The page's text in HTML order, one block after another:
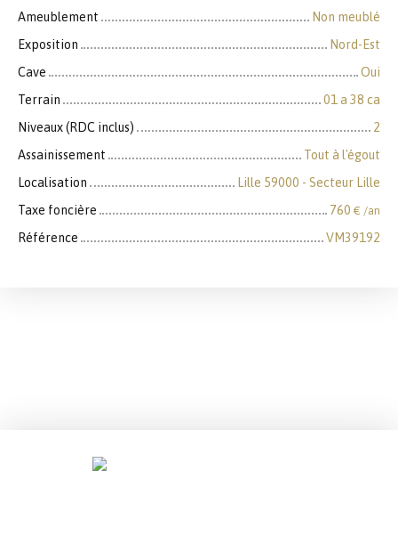
Ameublement
Non meublé
Exposition
Nord-Est
Cave
Oui
Terrain
01 a 38 ca
Niveaux (RDC inclus)
2
Assainissement
Tout à l'égout
Localisation
Lille 59000 - Secteur Lille
Taxe foncière
760 € /an
Référence VM39192